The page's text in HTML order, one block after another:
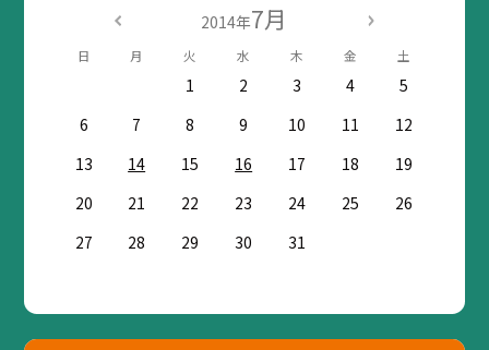
2014年7月
日 月 火 水 木 金 土
1 2 3 4
5
6
7 8 9 10 11
12
13
14 15 16 17 18
19
20
21 22 23 24 25
26
27
28 29 30 31